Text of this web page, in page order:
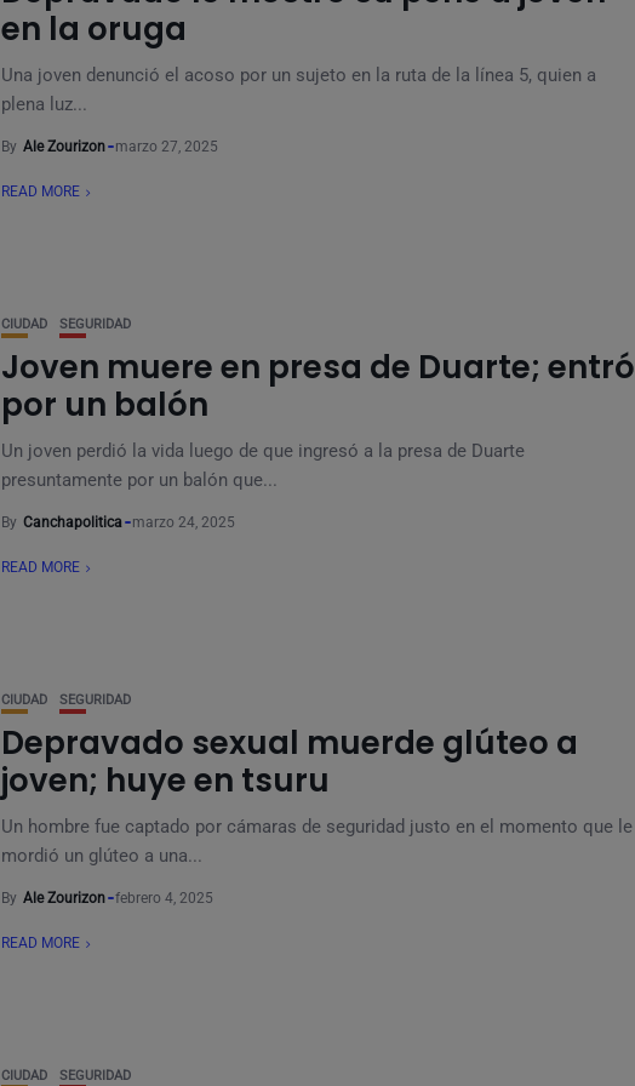
en la oruga
Una joven denunció el acoso por un sujeto en la ruta de la línea 5, quien a
plena luz...
By Ale Zourizon marzo 27, 2025
READ MORE
CIUDAD SEGURIDAD
Joven muere en presa de Duarte; entró
por un balón
Un joven perdió la vida luego de que ingresó a la presa de Duarte
presuntamente por un balón que...
By Canchapolitica marzo 24, 2025
READ MORE
CIUDAD SEGURIDAD
Depravado sexual muerde glúteo a
joven; huye en tsuru
Un hombre fue captado por cámaras de seguridad justo en el momento que le
mordió un glúteo a una...
By Ale Zourizon febrero 4, 2025
READ MORE
CIUDAD SEGURIDAD